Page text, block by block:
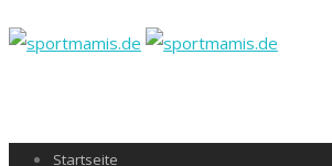
Startseite